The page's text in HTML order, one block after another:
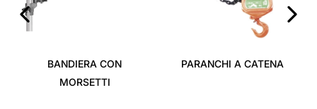
BANDIERA CON
MORSETTI
PARANCHI A CATENA